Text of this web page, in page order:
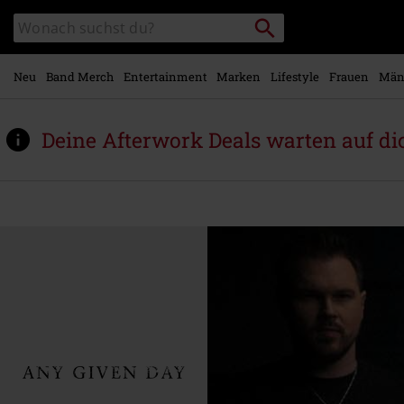
Hauptinhalt
springen
Katalog
durchsuchen
Packstation
suchen
Neu Band Merch Entertainment Marken Lifestyle Frauen
Deine Afterwork Deals warten auf